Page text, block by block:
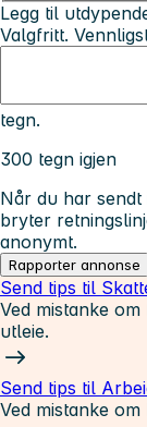
Legg til
Valgfritt.
tegn.
300 tegn igjen
Når du har
bryter
anonymt.
Rapporter annonse
Send tips til
Ved mistanke
utleie.
Send tips til
Ved mistanke